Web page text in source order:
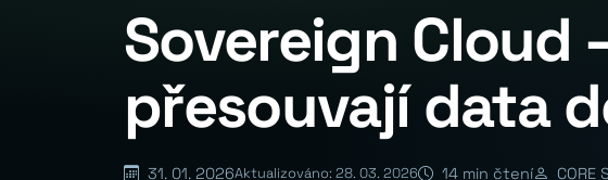
Sovereign Cloud
přesouvají data
31. 01. 2026Aktualizováno: 28. 03. 2026 14 min čtení CORE